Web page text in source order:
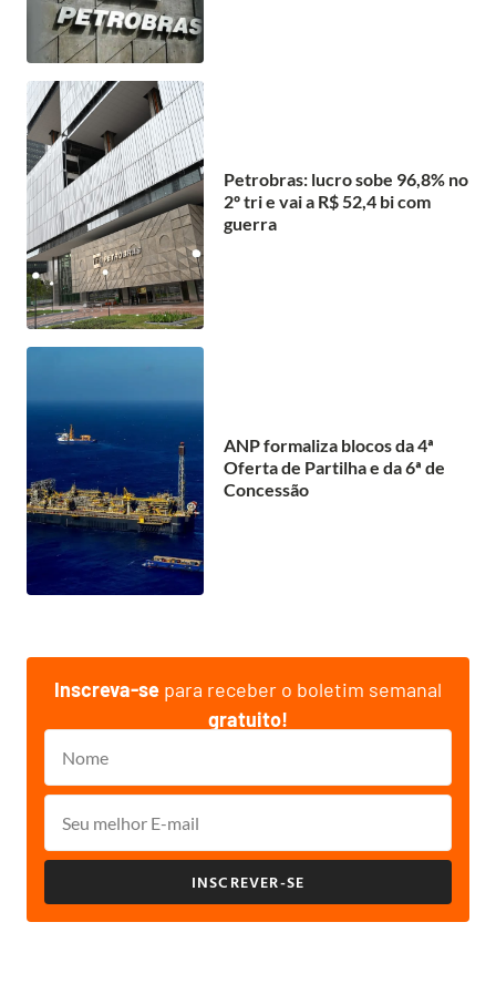
Petrobras: lucro sobe 96,8% no
2º tri e vai a R$ 52,4 bi com
guerra
ANP formaliza blocos da 4ª
Oferta de Partilha e da 6ª de
Concessão
Inscreva-se para receber o boletim semanal
gratuito!
INSCREVER-SE